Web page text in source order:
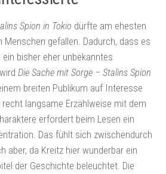
Spion in Tokio dürfte am ehesten
gefallen. Dadurch, dass es
bisher eher unbekanntes
Die Sache mit Sorge – Stalins Spion
breiten Publikum auf Interesse
langsame Erzählweise mit dem
erfordert beim Lesen ein
Das fühlt sich zwischendurch
aber, da Kreitz hier wunderbar ein
der Geschichte beleuchtet. Die